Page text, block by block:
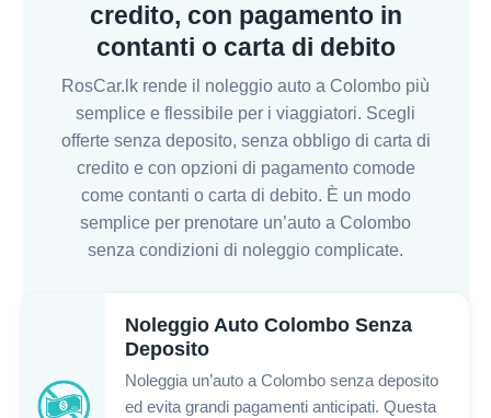
credito, con pagamento in
contanti o carta di debito
RosCar.lk rende il noleggio auto a Colombo più
semplice e flessibile per i viaggiatori. Scegli
offerte senza deposito, senza obbligo di carta di
credito e con opzioni di pagamento comode
come contanti o carta di debito. È un modo
semplice per prenotare un’auto a Colombo
senza condizioni di noleggio complicate.
Noleggio Auto Colombo Senza
Deposito
Noleggia un’auto a Colombo senza deposito
ed evita grandi pagamenti anticipati. Questa